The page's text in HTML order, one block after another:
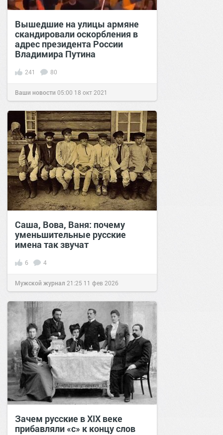
Вышедшие на улицы армяне
скандировали оскорбления в
адрес президента России
Владимира Путина
241 80
Ваши новости 05:00 18 окт 2021
Саша, Вова, Ваня: почему
уменьшительные русские
имена так звучат
6 4
Мужской журнал 21:25 11 фев 2026
Зачем русские в XIX веке
прибавляли «с» к концу слов